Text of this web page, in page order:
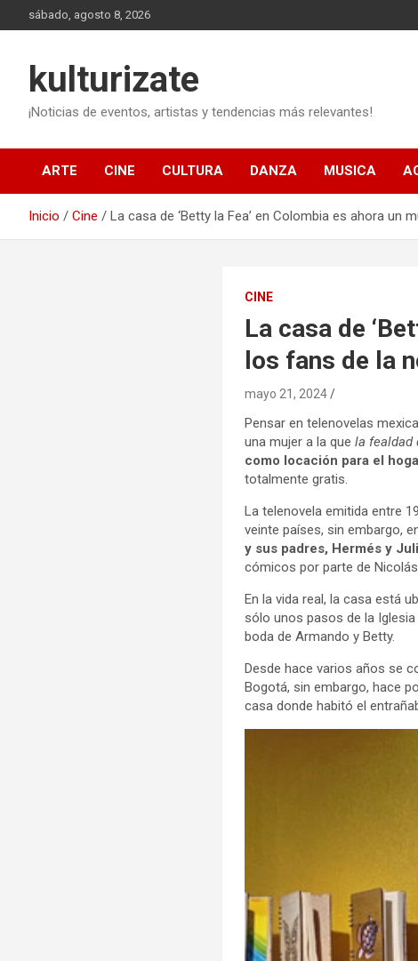
al
sábado, agosto 8, 2026
kulturizate
¡Noticias de eventos, artistas y tendencias más relevantes!
ARTE CINE CULTURA DANZA MUSICA
Inicio Cine La casa de ‘Betty la Fea’ en Colombia es ahora un
CINE
La casa de
los fans de la
mayo 21, 2024
Pensar en telenovelas
una mujer a la quela fealdad
como locación para el
totalmente gratis.
La telenovela emitida entre
veinte países, sin embargo,
y sus padres, Hermés y
cómicos por parte de
En la vida real, la casa está
sólo unos pasos de la Iglesia
boda de Armando y Betty.
Desde hace varios años se
Bogotá, sin embargo, hace
casa donde habitó el